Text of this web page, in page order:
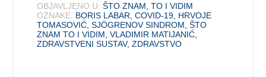
OBJAVLJENO U: ŠTO ZNAM, TO I VIDIM
OZNAKE: BORIS LABAR ,COVID-19 HRVOJE
TOMASOVIĆ ,SJÖGRENOV SINDROM ,ŠTO
ZNAM TO I VIDIM ,VLADIMIR MATIJANIĆ
ZDRAVSTVENI SUSTAV,ZDRAVSTVO